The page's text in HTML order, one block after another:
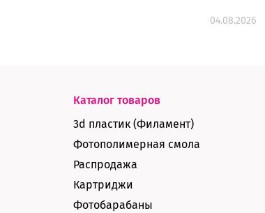
04.08.2026
Каталог товаров
3d пластик (Филамент)
Фотополимерная смола
Распродажа
Картриджи
Фотобарабаны